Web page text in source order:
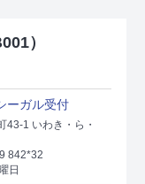
）
ーガル受付
43-1 いわき・ら・
842*32
日